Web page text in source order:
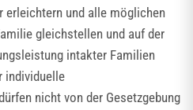
erleichtern und alle möglichen
gleichstellen und auf der
intakter Familien
individuelle
nicht von der Gesetzgebung